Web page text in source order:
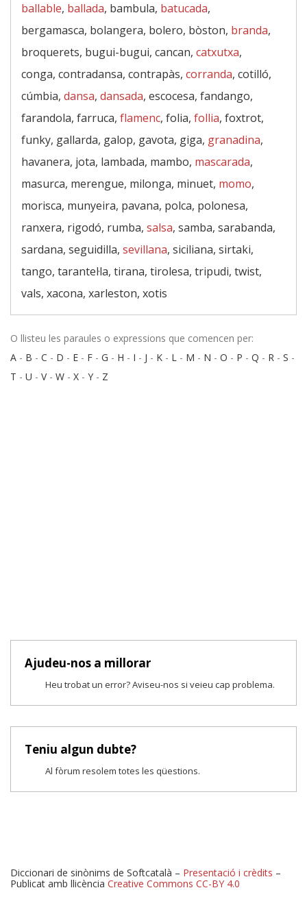
ballable, ballada, bambula, batucada,
bergamasca, bolangera, bolero, bòston, branda,
broquerets, bugui-bugui, cancan, catxutxa,
conga, contradansa, contrapàs, corranda, cotilló,
cúmbia, dansa, dansada, escocesa, fandango,
farandola, farruca, flamenc, folia, follia, foxtrot,
funky, gallarda, galop, gavota, giga, granadina,
havanera, jota, lambada, mambo, mascarada,
masurca, merengue, milonga, minuet, momo,
morisca, munyeira, pavana, polca, polonesa,
ranxera, rigodó, rumba, salsa, samba, sarabanda,
sardana, seguidilla, sevillana, siciliana, sirtaki,
tango, tarantel·la, tirana, tirolesa, tripudi, twist,
vals, xacona, xarleston, xotis
O llisteu les paraules o expressions que comencen per:
A - B - C - D - E - F - G - H - I - J - K - L - M - N - O - P - Q - R - S -
T - U - V- W - X - Y - Z
Ajudeu-nos a millorar
Heu trobat un error? Aviseu-nos si veieu cap problema.
Teniu algun dubte?
Al fòrum resolem totes les qüestions.
Diccionari de sinònims de Softcatalà – Presentació i crèdits –
Publicat amb llicència Creative Commons CC-BY 4.0